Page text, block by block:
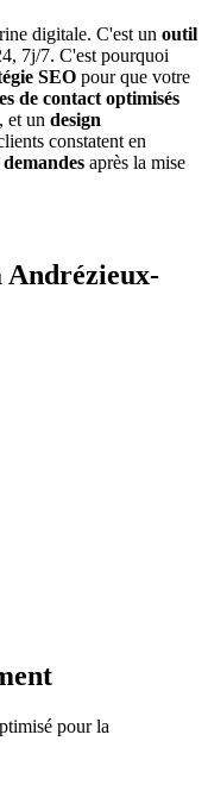
digitale. C'est un outil
7j/7. C'est pourquoi
SEO pour que votre
de contact optimisés
et un design
constatent en
après la mise
Andrézieux-
pour la